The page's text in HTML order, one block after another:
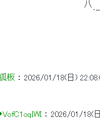
{/::〉/__人
　{://
}＼
乂
　　
板 ： 2026/01/18(日)
： 2026/01/18(